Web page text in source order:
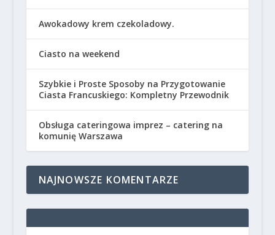
Awokadowy krem czekoladowy.
Ciasto na weekend
Szybkie i Proste Sposoby na Przygotowanie
Ciasta Francuskiego: Kompletny Przewodnik
Obsługa cateringowa imprez – catering na
komunię Warszawa
NAJNOWSZE KOMENTARZE